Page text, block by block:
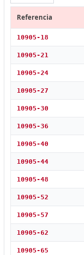
Referencia
10905-18
10905-21
10905-24
10905-27
10905-30
10905-36
10905-40
10905-44
10905-48
10905-52
10905-57
10905-62
10905-65